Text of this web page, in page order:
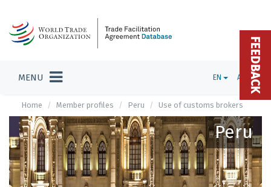
MENU EN ADMIN
Home Member profiles Peru Use of customs brokers
Peru
FEEDBACK